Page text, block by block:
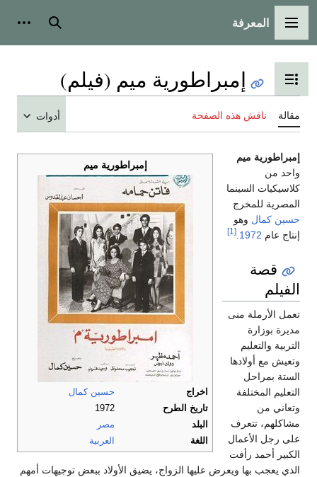
القائمة الرئيسية
المعرفة بحث
تبديل عرض جدول المحتويات
إمبراطورية ميم (فيلم)
مقالة ناقش هذه الصفحة أدوات
إمبراطورية ميم
اخراج
حسين كمال
تاريخ الطرح
1972
البلد
مصر
اللغة
العربية
إمبراطورية ميم
واحد من
كلاسيكيات السينما
المصرية للمخرج
حسين كمال وهو
إنتاج عام 1972
[1]
قصة
الفيلم
تعمل الأرملة منى
مديرة بوزارة
التربية والتعليم
وتعيش مع أولادها
الستة بمراحل
التعليم المختلفة
وتعاني من
مشاكلهم، تتعرف
على رجل الأعمال
الكبير أحمد رأفت
الذي يعجب بها ويعرض عليها الزواج، يضيق الأولاد ببعض توجيهات أمهم